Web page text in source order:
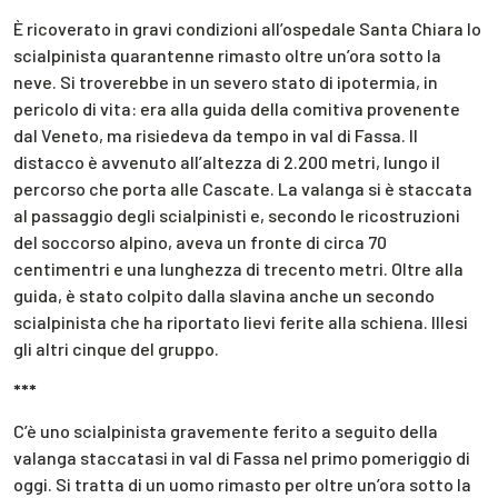
È ricoverato in gravi condizioni all’ospedale Santa Chiara lo
scialpinista quarantenne rimasto oltre un’ora sotto la
neve. Si troverebbe in un severo stato di ipotermia, in
pericolo di vita: era alla guida della comitiva provenente
dal Veneto, ma risiedeva da tempo in val di Fassa. Il
distacco è avvenuto all’altezza di 2.200 metri, lungo il
percorso che porta alle Cascate. La valanga si è staccata
al passaggio degli scialpinisti e, secondo le ricostruzioni
del soccorso alpino, aveva un fronte di circa 70
centimentri e una lunghezza di trecento metri. Oltre alla
guida, è stato colpito dalla slavina anche un secondo
scialpinista che ha riportato lievi ferite alla schiena. Illesi
gli altri cinque del gruppo.
***
C’è uno scialpinista gravemente ferito a seguito della
valanga staccatasi in val di Fassa nel primo pomeriggio di
oggi. Si tratta di un uomo rimasto per oltre un’ora sotto la